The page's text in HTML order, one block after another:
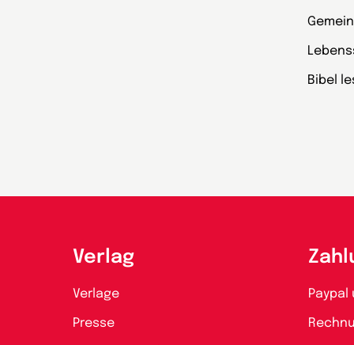
Bibel
Verlag
Verlage
Presse